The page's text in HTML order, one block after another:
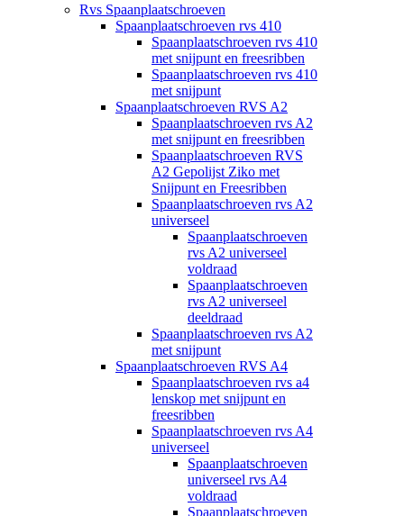
Rvs Spaanplaatschroeven
Spaanplaatschroeven rvs 410
Spaanplaatschroeven rvs 410
met snijpunt en freesribben
Spaanplaatschroeven rvs 410
met snijpunt
Spaanplaatschroeven RVS A2
Spaanplaatschroeven rvs A2
met snijpunt en freesribben
Spaanplaatschroeven RVS
A2 Gepolijst Ziko met
Snijpunt en Freesribben
Spaanplaatschroeven rvs A2
universeel
Spaanplaatschroeven
rvs A2 universeel
voldraad
Spaanplaatschroeven
rvs A2 universeel
deeldraad
Spaanplaatschroeven rvs A2
met snijpunt
Spaanplaatschroeven RVS A4
Spaanplaatschroeven rvs a4
lenskop met snijpunt en
freesribben
Spaanplaatschroeven rvs A4
universeel
Spaanplaatschroeven
universeel rvs A4
voldraad
Spaanplaatschroeven